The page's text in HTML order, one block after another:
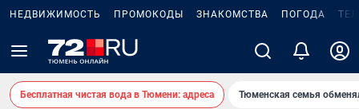
НЕДВИЖИМОСТЬ ПРОМОКОДЫ ЗНАКОМСТВА ПОГОДА
Бесплатная чистая вода в Тюмени: адреса Тюменская семья